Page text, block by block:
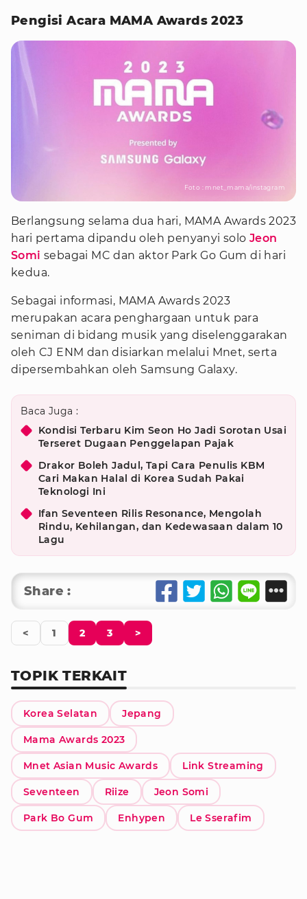
Pengisi Acara MAMA Awards 2023
Foto : mnet_mama/instagram
Berlangsung selama dua hari, MAMA Awards 2023
hari pertama dipandu oleh penyanyi solo Jeon
Somi sebagai MC dan aktor Park Go Gum di hari
kedua.
Sebagai informasi, MAMA Awards 2023
merupakan acara penghargaan untuk para
seniman di bidang musik yang diselenggarakan
oleh CJ ENM dan disiarkan melalui Mnet, serta
dipersembahkan oleh Samsung Galaxy.
Baca Juga :
Kondisi Terbaru Kim Seon Ho Jadi Sorotan Usai
Terseret Dugaan Penggelapan Pajak
Drakor Boleh Jadul, Tapi Cara Penulis KBM
Cari Makan Halal di Korea Sudah Pakai
Teknologi Ini
Ifan Seventeen Rilis Resonance, Mengolah
Rindu, Kehilangan, dan Kedewasaan dalam 10
Lagu
Share :
< 1 2 3 >
TOPIK TERKAIT
Korea Selatan Jepang
Mama Awards 2023
Mnet Asian Music Awards Link Streaming
Seventeen Riize Jeon Somi
Park Bo Gum Enhypen Le Sserafim